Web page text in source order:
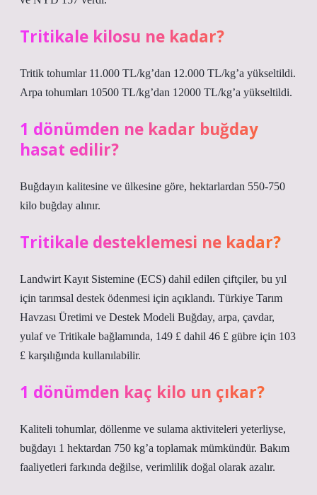
Tritikale kilosu ne kadar?
Tritik tohumlar 11.000 TL/kg’dan 12.000 TL/kg’a yükseltildi.
Arpa tohumları 10500 TL/kg’dan 12000 TL/kg’a yükseltildi.
1 dönümden ne kadar buğday
hasat edilir?
Buğdayın kalitesine ve ülkesine göre, hektarlardan 550-750
kilo buğday alınır.
Tritikale desteklemesi ne kadar?
Landwirt Kayıt Sistemine (ECS) dahil edilen çiftçiler, bu yıl
için tarımsal destek ödenmesi için açıklandı. Türkiye Tarım
Havzası Üretimi ve Destek Modeli Buğday, arpa, çavdar,
yulaf ve Tritikale bağlamında, 149 £ dahil 46 £ gübre için 103
£ karşılığında kullanılabilir.
1 dönümden kaç kilo un çıkar?
Kaliteli tohumlar, döllenme ve sulama aktiviteleri yeterliyse,
buğdayı 1 hektardan 750 kg’a toplamak mümkündür. Bakım
faaliyetleri farkında değilse, verimlilik doğal olarak azalır.